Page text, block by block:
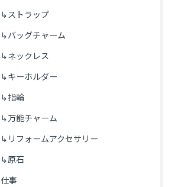
↳ストラップ
↳バッグチャーム
↳ネックレス
↳キーホルダー
↳指輪
↳万能チャーム
↳リフォームアクセサリー
↳原石
仕事